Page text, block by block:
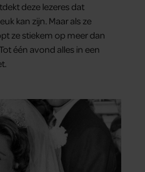
deze lezeres dat
kan zijn. Maar als ze
ze stiekem op meer dan
één avond alles in een